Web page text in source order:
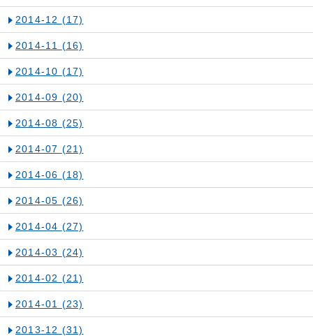
2014-12 (17)
2014-11 (16)
2014-10 (17)
2014-09 (20)
2014-08 (25)
2014-07 (21)
2014-06 (18)
2014-05 (26)
2014-04 (27)
2014-03 (24)
2014-02 (21)
2014-01 (23)
2013-12 (31)